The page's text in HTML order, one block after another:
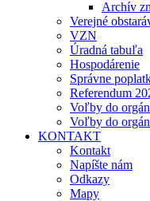
Archív
Verejné
VZN
Úradná tabuľa
Hospodárenie
Správne
Referendum
Voľby do
Voľby do
KONTAKT
Kontakt
Napíšte nám
Odkazy
Mapy